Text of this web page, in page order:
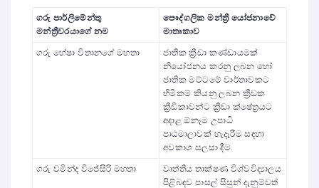
ගරු පාර්ලිමේන්තු
මන්ත්‍රීවරයාගේ නම
පෞද්ගලික මන්ත්‍රී යෝජනාවේ
මාතෘකාව
ගරු හේෂා විතානගේ මහතා
ජාතික ක්‍රීඩා කණ්ඩායමක්
නියෝජනය කරනු ලබන හෝ
ජාතික මට්ටමේ වාර්තාවකට
හිමිකම් කියනු ලබන ක්‍රීඩක
ක්‍රීඩිකාවන්ට ක්‍රීඩා ක්ෂේත්‍රයට
අදාළ ඕනෑම උපාධි
පාඨමාලාවක් හැදෑරීම සඳහා
අවකාශ සලසා දීම.
ගරු චමින්ද විජේසිරි මහතා
වෘත්තීය තාක්ෂණ විශ්වවිද්‍යාලය
පිළිබඳව පාසල් සිසුන් දැනුම්වත්